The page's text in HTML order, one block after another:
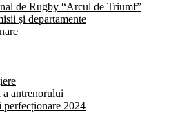
de Rugby “Arcul de Triumf”
și departamente
antrenorului
perfecționare 2024